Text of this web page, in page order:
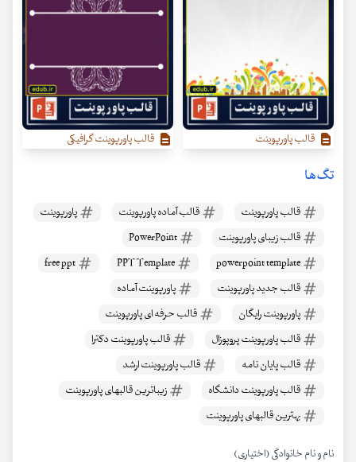
قالب پاورپوینت قالب پاورپوینت گرافیکی
تگ‌ها
قالب پاورپوینت قالب آماده پاورپوینت
پاورپوینت
قالب زیبای پاورپوینت
قالب جدید پاورپوینت
پاورپوینت آماده
پاورپوینت رایگان
قالب حرفه ای پاورپوینت
قالب پاورپوینت پروپوزال
قالب پاورپوینت دکترا
قالب پایان نامه
قالب پاورپوینت ارشد
قالب پاورپوینت دانشگاه
زیباترین قالبهای پاورپوینت
بهترین قالبهای پاورپوینت
نام و نام خانوادگی (اختیاری)